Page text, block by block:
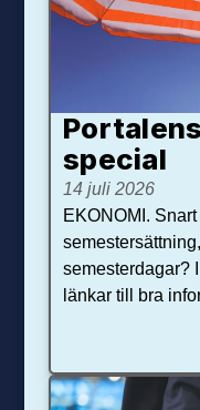
special
14 juli 2026
EKONOMI.
semesterdagar?
länkar till bra